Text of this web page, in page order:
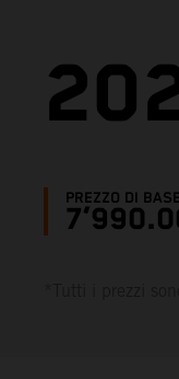
PREZZO DI